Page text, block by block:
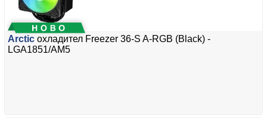
Arctic охладител Freezer 36-S A-RGB (Black) -
LGA1851/AM5